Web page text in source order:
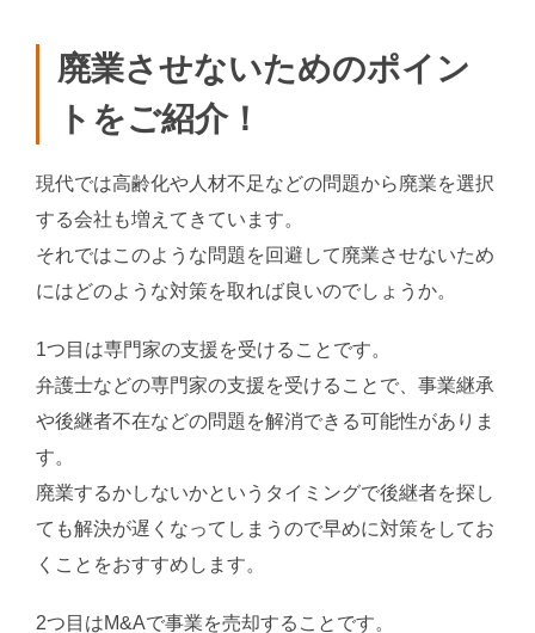
廃業させないためのポイン
トをご紹介！
現代では高齢化や人材不足などの問題から廃業を選択
する会社も増えてきています。
それではこのような問題を回避して廃業させないため
にはどのような対策を取れば良いのでしょうか。
1つ目は専門家の支援を受けることです。
弁護士などの専門家の支援を受けることで、事業継承
や後継者不在などの問題を解消できる可能性がありま
す。
廃業するかしないかというタイミングで後継者を探し
ても解決が遅くなってしまうので早めに対策をしてお
くことをおすすめします。
2つ目はM&Aで事業を売却することです。